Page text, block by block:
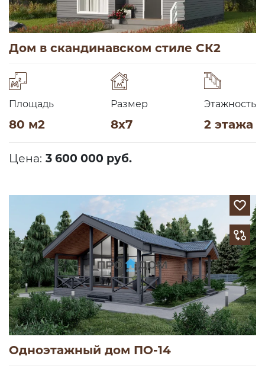
Дом в скандинавском стиле СК2
Площадь
80 м2
Размер
8х7
Этажность
2 этажа
Цена: 3 600 000 руб.
Одноэтажный дом ПО-14